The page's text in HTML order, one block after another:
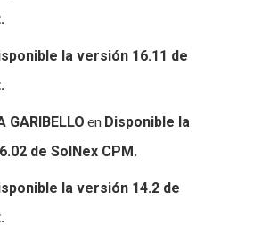
la versión 16.11 de
GARIBELLO en Disponible la
de SolNex CPM.
la versión 14.2 de